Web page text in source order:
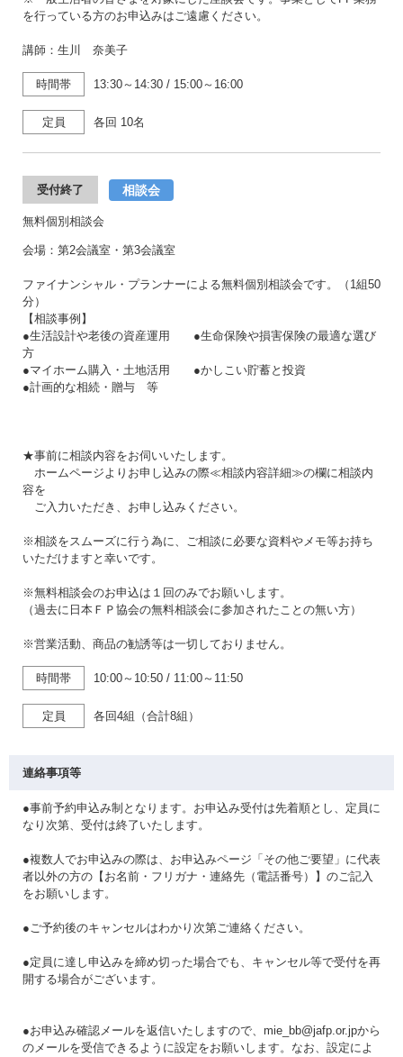
を行っている方のお申込みはご遠慮ください。
講師：生川 奈美子
時間帯 13:30～14:30 / 15:00～16:00
定員 各回 10名
受付終了 相談会
無料個別相談会
会場：第2会議室・第3会議室
ファイナンシャル・プランナーによる無料個別相談会です。（1組50
分）
【相談事例】
●生活設計や老後の資産運用 ●生命保険や損害保険の最適な選び
方
●マイホーム購入・土地活用 ●かしこい貯蓄と投資
●計画的な相続・贈与 等
★事前に相談内容をお伺いいたします。
ホームページよりお申し込みの際≪相談内容詳細≫の欄に相談内
容を
ご入力いただき、お申し込みください。
※相談をスムーズに行う為に、ご相談に必要な資料やメモ等お持ち
いただけますと幸いです。
※無料相談会のお申込は１回のみでお願いします。
（過去に日本ＦＰ協会の無料相談会に参加されたことの無い方）
※営業活動、商品の勧誘等は一切しておりません。
時間帯 10:00～10:50 / 11:00～11:50
定員 各回4組（合計8組）
連絡事項等
●事前予約申込み制となります。お申込み受付は先着順とし、定員に
なり次第、受付は終了いたします。
●複数人でお申込みの際は、お申込みページ「その他ご要望」に代表
者以外の方の【お名前・フリガナ・連絡先（電話番号）】のご記入
をお願いします。
●ご予約後のキャンセルはわかり次第ご連絡ください。
●定員に達し申込みを締め切った場合でも、キャンセル等で受付を再
開する場合がございます。
●お申込み確認メールを返信いたしますので、mie_bb@jafp.or.jpから
のメールを受信できるように設定をお願いします。なお、設定によ